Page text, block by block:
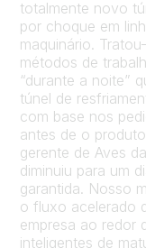
totalmente novo
por choque em
maquinário.
métodos de
“durante a noite”
túnel de
com base nos
antes de o
gerente de Aves
diminuiu para um
garantida. Nosso
o fluxo acelerado
empresa ao redor
inteligentes de